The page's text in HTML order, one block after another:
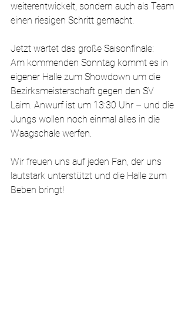
weiterentwickelt, sondern auch als Team
einen riesigen Schritt gemacht.
Jetzt wartet das große Saisonfinale:
Am kommenden Sonntag kommt es in
eigener Halle zum Showdown um die
Bezirksmeisterschaft gegen den SV
Laim. Anwurf ist um 13:30 Uhr – und die
Jungs wollen noch einmal alles in die
Waagschale werfen.
Wir freuen uns auf jeden Fan, der uns
lautstark unterstützt und die Halle zum
Beben bringt!